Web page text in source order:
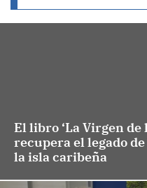
El libro ‘La Virgen de
recupera el legado
la isla caribeña